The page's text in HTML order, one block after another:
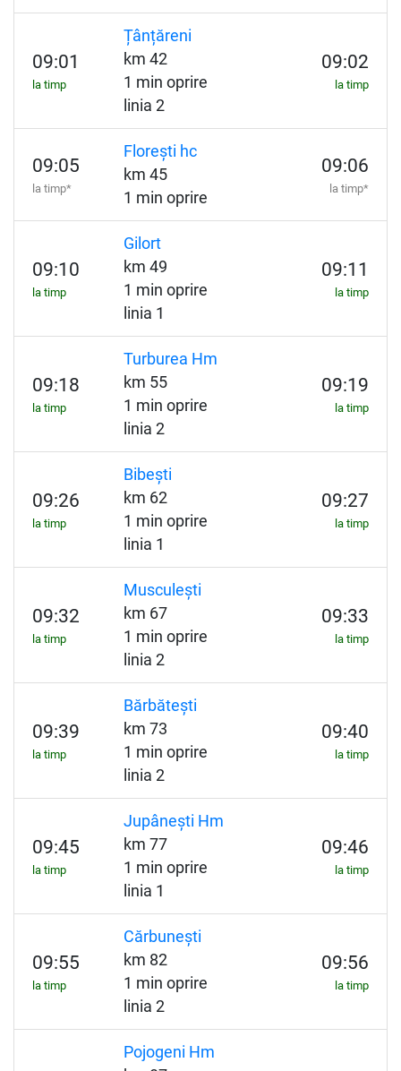
09:01
la timp
Țânțăreni
km 42
1 min oprire
linia 2
09:02
la timp
09:05
la timp*
Florești hc
km 45
1 min oprire
09:06
la timp*
09:10
la timp
Gilort
km 49
1 min oprire
linia 1
09:11
la timp
09:18
la timp
Turburea Hm
km 55
1 min oprire
linia 2
09:19
la timp
09:26
la timp
Bibești
km 62
1 min oprire
linia 1
09:27
la timp
09:32
la timp
Musculești
km 67
1 min oprire
linia 2
09:33
la timp
09:39
la timp
Bărbătești
km 73
1 min oprire
linia 2
09:40
la timp
09:45
la timp
Jupânești Hm
km 77
1 min oprire
linia 1
09:46
la timp
09:55
la timp
Cărbunești
km 82
1 min oprire
linia 2
09:56
la timp
Pojogeni Hm